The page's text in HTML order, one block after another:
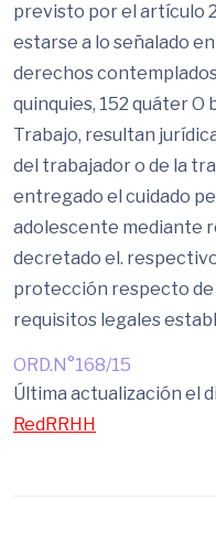
previsto por el artículo
estarse a lo señalado
derechos
quinquies, 152 quáter O
Trabajo, resultan
del trabajador o de la
entregado el cuidado
adolescente mediante
decretado el.
protección respecto de
requisitos legales
ORD.N°168/15
Última actualización el
RedRRHH